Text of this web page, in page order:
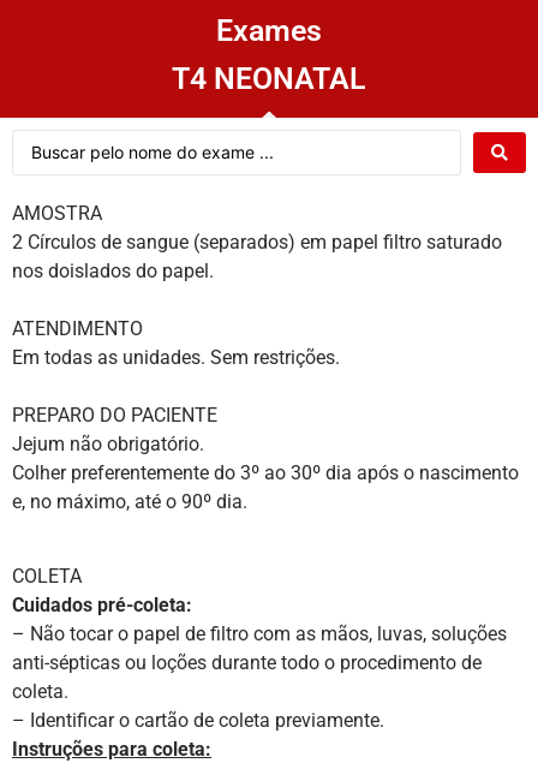
Exames
T4 NEONATAL
AMOSTRA
2 Círculos de sangue (separados) em papel filtro saturado
nos doislados do papel.
ATENDIMENTO
Em todas as unidades. Sem restrições.
PREPARO DO PACIENTE
Jejum não obrigatório.
Colher preferentemente do 3º ao 30º dia após o nascimento
e, no máximo, até o 90º dia.
COLETA
Cuidados pré-coleta:
– Não tocar o papel de filtro com as mãos, luvas, soluções
anti-sépticas ou loções durante todo o procedimento de
coleta.
– Identificar o cartão de coleta previamente.
Instruções para coleta: